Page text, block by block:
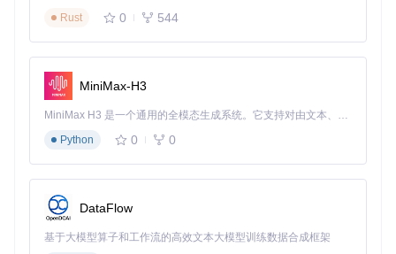
回调接口。
使用Builder创建并显示图片选择器。
有关详细集成步骤和示例代码，请参阅项目Readme。
总体来说，BottomSheet Image Picker是一个高效、美观的图
片选择解决方案，值得你在下一个Android项目中尝试。立即
加入这个社区，享受它带来的便利吧！
Rust
0 544
MiniMax-H3
MiniMax H3 是一个通用的全模态生成系统。它支持对由文本、图像、视频和音频组成的多模态上下文进行统一理解，并能生成分辨率高达 2K、时长可达 15 秒的带原生立体声音频的视频。得益于面向任务泛化的系统设计，H3 在预训练阶段就已具备广泛的多模态上下文理解与生成能力，能够出色地执行复杂的多模态指令。
Python
0 0
DataFlow
基于大模型算子和工作流的高效文本大模型训练数据合成框架